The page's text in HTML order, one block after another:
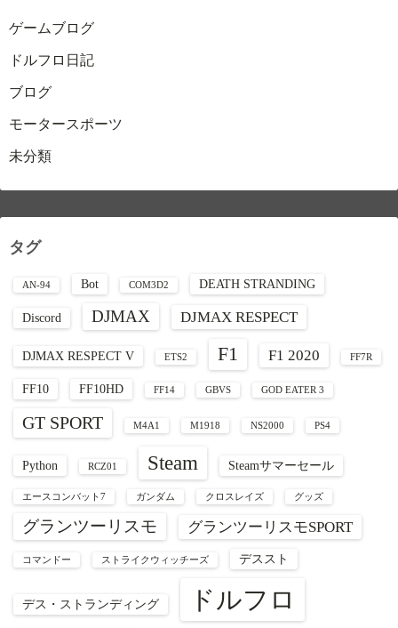
ゲームブログ
ドルフロ日記
ブログ
モータースポーツ
未分類
タグ
AN-94 Bot COM3D2 DEATH STRANDING
Discord DJMAX DJMAX RESPECT
DJMAX RESPECT V ETS2 F1 F1 2020 FF7R
FF10 FF10HD FF14 GBVS GOD EATER 3
GT SPORT M4A1 M1918 NS2000 PS4
Python RCZ01 Steam Steamサマーセール
エースコンバット7 ガンダム クロスレイズ グッズ
グランツーリスモ グランツーリスモSPORT
コマンドー ストライクウィッチーズ デススト
デス・ストランディング ドルフロ